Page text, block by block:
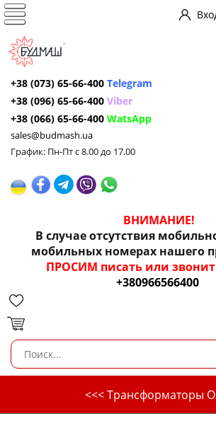
+38 (073) 65-66-400 Telegram
+38 (096) 65-66-400 Viber
+38 (066) 65-66-400 WatsApp
sales@budmash.ua
График: Пн-Пт с 8.00 до 17.00
ВНИМАНИЕ!
В случае отсутствия
мобильных номерах нашего
ПРОСИМ писать или
+380966566400
<<< Трансформаторы